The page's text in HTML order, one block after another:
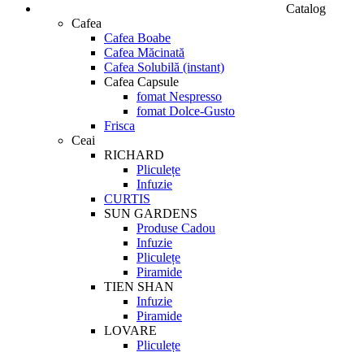
Catalog
Cafea
Cafea Boabe
Cafea Măcinată
Cafea Solubilă (instant)
Cafea Capsule
fomat Nespresso
fomat Dolce-Gusto
Frisca
Ceai
RICHARD
Pliculețe
Infuzie
CURTIS
SUN GARDENS
Produse Cadou
Infuzie
Pliculețe
Piramide
TIEN SHAN
Infuzie
Piramide
LOVARE
Pliculețe